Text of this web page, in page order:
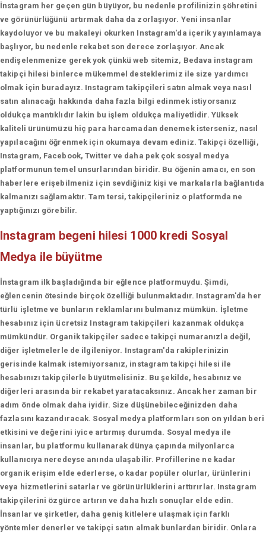
İnstagram her geçen gün büyüyor, bu nedenle profilinizin şöhretini
ve görünürlüğünü artırmak daha da zorlaşıyor. Yeni insanlar
kaydoluyor ve bu makaleyi okurken Instagram'da içerik yayınlamaya
başlıyor, bu nedenle rekabet son derece zorlaşıyor. Ancak
endişelenmenize gerek yok çünkü web sitemiz, Bedava instagram
takipçi hilesi binlerce mükemmel desteklerimiz ile size yardımcı
olmak için buradayız. Instagram takipçileri satın almak veya nasıl
satın alınacağı hakkında daha fazla bilgi edinmek istiyorsanız
oldukça mantıklıdır lakin bu işlem oldukça maliyetlidir. Yüksek
kaliteli ürünümüzü hiç para harcamadan denemek isterseniz, nasıl
yapılacağını öğrenmek için okumaya devam ediniz. Takipçi özelliği,
Instagram, Facebook, Twitter ve daha pek çok sosyal medya
platformunun temel unsurlarından biridir. Bu öğenin amacı, en son
haberlere erişebilmeniz için sevdiğiniz kişi ve markalarla bağlantıda
kalmanızı sağlamaktır. Tam tersi, takipçileriniz o platformda ne
yaptığınızı görebilir.
Instagram begeni hilesi 1000 kredi Sosyal
Medya ile büyütme
İnstagram ilk başladığında bir eğlence platformuydu. Şimdi,
eğlencenin ötesinde birçok özelliği bulunmaktadır. Instagram'da her
türlü işletme ve bunların reklamlarını bulmanız mümkün. İşletme
hesabınız için ücretsiz Instagram takipçileri kazanmak oldukça
mümkündür. Organik takipçiler sadece takipçi numaranızla değil,
diğer işletmelerle de ilgileniyor. Instagram'da rakiplerinizin
gerisinde kalmak istemiyorsanız, instagram takipçi hilesi ile
hesabınızı takipçilerle büyütmelisiniz. Bu şekilde, hesabınız ve
diğerleri arasında bir rekabet yaratacaksınız. Ancak her zaman bir
adım önde olmak daha iyidir. Size düşünebileceğinizden daha
fazlasını kazandıracak. Sosyal medya platformları son on yıldan beri
etkisini ve değerini iyice artırmış durumda. Sosyal medya ile
insanlar, bu platformu kullanarak dünya çapında milyonlarca
kullanıcıya neredeyse anında ulaşabilir. Profillerine ne kadar
organik erişim elde ederlerse, o kadar popüler olurlar, ürünlerini
veya hizmetlerini satarlar ve görünürlüklerini arttırırlar. Instagram
takipçilerini özgürce artırın ve daha hızlı sonuçlar elde edin.
İnsanlar ve şirketler, daha geniş kitlelere ulaşmak için farklı
yöntemler denerler ve takipçi satın almak bunlardan biridir. Onlara